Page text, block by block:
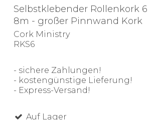
Selbstklebender Rollenkork
8m - großer Pinnwand Kork
Cork Ministry
RKS6
- sichere Zahlungen!
- kostengünstige Lieferung!
- Express-Versand!
Auf Lager